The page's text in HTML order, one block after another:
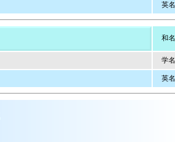
英名
和名
学名
英名